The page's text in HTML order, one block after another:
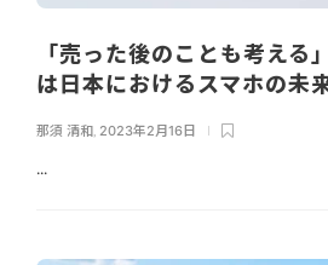
「売った後のことも考える
は日本におけるスマホの未
那須 清和, 2023年2月16日
...